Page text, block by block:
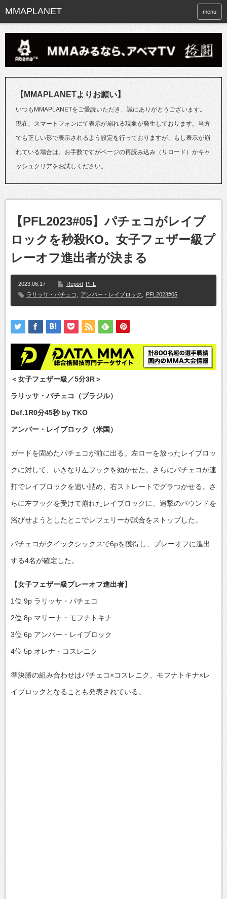
menu
【MMAPLANETよりお願い】
いつもMMAPLANETをご愛読いただき、誠にありがとうございます。
現在、スマートフォンにて表示が崩れる現象が発生しております。当方
でも正しい形で表示されるよう設定を行っておりますが、もし表示が崩
れている場合は、お手数ですがページの再読み込み（リロード）かキャ
ッシュクリアをお試しください。
【PFL2023#05】パチェコがレイブ
ロックを秒殺KO。女子フェザー級プ
レーオフ進出者が決まる
2023.06.17 Report PFL
ラリッサ・パチェコ
アンバー・レイブロック PFL2023#05
＜女子フェザー級／5分3R＞
ラリッサ・パチェコ（ブラジル）
Def.1R0分45秒 by TKO
アンバー・レイブロック（米国）
ガードを固めたパチェコが前に出る。左ローを放ったレイブロッ
クに対して、いきなり左フックを効かせた。さらにパチェコが連
打でレイブロックを追い詰め、右ストレートでグラつかせる。さ
らに左フックを受けて崩れたレイブロックに、追撃のパウンドを
浴びせようとしたとこでレフェリーが試合をストップした。
パチェコがクイックシックスで6pを獲得し、プレーオフに進出
する4名が確定した。
【女子フェザー級プレーオフ進出者】
1位 9p ラリッサ・パチェコ
2位 8p マリーナ・モフナトキナ
3位 6p アンバー・レイブロック
4位 5p オレナ・コスレニク
準決勝の組み合わせはパチェコ×コスレニク、モフナトキナ×レ
イブロックとなることも発表されている。